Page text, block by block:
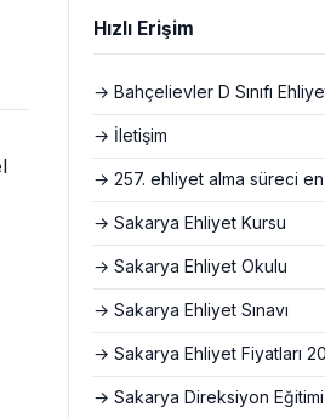
Hızlı Erişim
→ Bahçelievler D Sınıfı
→ İletişim
→ 257. ehliyet alma süreci
→ Sakarya Ehliyet Kursu
→ Sakarya Ehliyet Okulu
→ Sakarya Ehliyet Sınavı
→ Sakarya Ehliyet Fiyatları
→ Sakarya Direksiyon Eğitimi